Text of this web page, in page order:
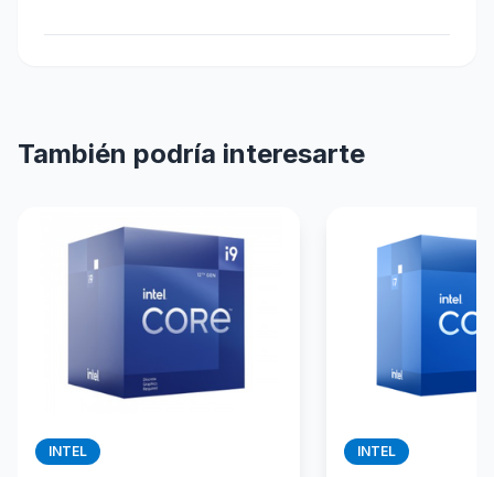
También podría interesarte
INTEL INTEL